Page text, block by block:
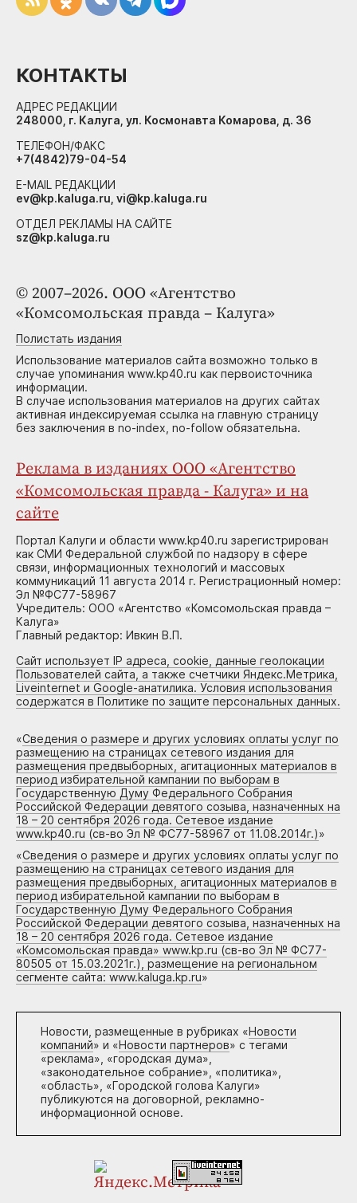
© 2007–2026. ООО «Агентство
«Комсомольская правда – Калуга»
Полистать издания
Использование материалов сайта возможно только в
случае упоминания www.kp40.ru как первоисточника
информации.
В случае использования материалов на других сайтах
активная индексируемая ссылка на главную страницу
без заключения в no-index, no-follow обязательна.
Реклама в изданиях ООО «Агентство
«Комсомольская правда - Калуга» и на
сайте
Портал Калуги и области www.kp40.ru зарегистрирован
как СМИ Федеральной службой по надзору в сфере
связи, информационных технологий и массовых
коммуникаций 11 августа 2014 г. Регистрационный номер:
Эл №ФС77-58967
Учредитель: ООО «Агентство «Комсомольская правда –
Калуга»
Главный редактор: Ивкин В.П.
Сайт использует IP адреса, cookie, данные геолокации
Пользователей сайта, а также счетчики Яндекс.Метрика,
Liveinternet и Google-анатилика. Условия использования
содержатся в Политике по защите персональных данных.
«Сведения о размере и других условиях оплаты услуг по
размещению на страницах сетевого издания для
размещения предвыборных, агитационных материалов в
период избирательной кампании по выборам в
Государственную Думу Федерального Собрания
Российской Федерации девятого созыва, назначенных на
18 – 20 сентября 2026 года. Сетевое издание
www.kp40.ru (св-во Эл № ФС77-58967 от 11.08.2014г.)»
«Сведения о размере и других условиях оплаты услуг по
размещению на страницах сетевого издания для
размещения предвыборных, агитационных материалов в
период избирательной кампании по выборам в
Государственную Думу Федерального Собрания
Российской Федерации девятого созыва, назначенных на
18 – 20 сентября 2026 года. Сетевое издание
«Комсомольская правда» www.kp.ru (св-во Эл № ФС77-
80505 от 15.03.2021г.), размещение на региональном
сегменте сайта: www.kaluga.kp.ru»
Новости, размещенные в рубриках «Новости
компаний» и «Новости партнеров» с тегами
«реклама», «городская дума»,
«законодательное собрание», «политика»,
«область», «Городской голова Калуги»
публикуются на договорной, рекламно-
информационной основе.
КОНТАКТЫ
АДРЕС РЕДАКЦИИ
248000, г. Калуга, ул. Космонавта Комарова, д. 36
ТЕЛЕФОН/ФАКС
+7(4842)79-04-54
E-MAIL РЕДАКЦИИ
ev@kp.kaluga.ru, vi@kp.kaluga.ru
ОТДЕЛ РЕКЛАМЫ НА САЙТЕ
sz@kp.kaluga.ru